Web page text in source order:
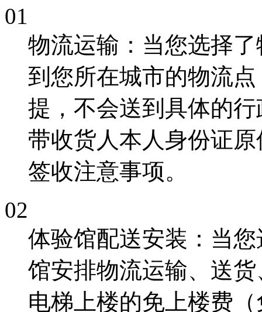
01
物流运输 ：当您选择
到您所在城市的物流点
提 ，不会送到具体的
带收货人本人身份证原
签收注意事项。
02
体验馆配送安装 ：当
馆安排物流运输、送
电梯上楼的免上楼费（